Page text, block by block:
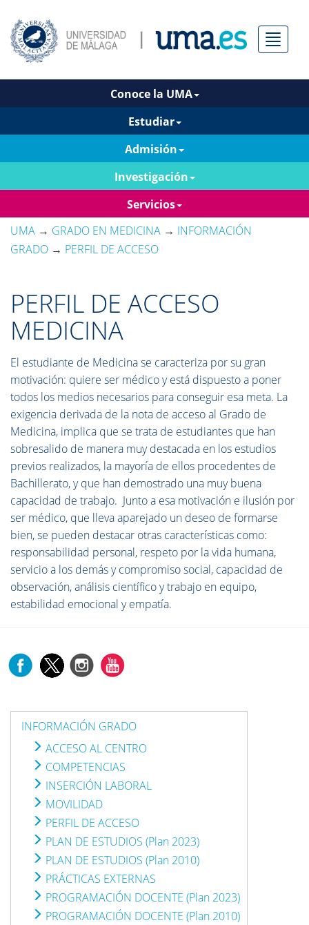
Menú
Conoce la UMA
Estudiar
Admisión
Investigación
Servicios
UMA → GRADO EN MEDICINA → INFORMACIÓN
GRADO → PERFIL DE ACCESO
PERFIL DE ACCESO
MEDICINA
El estudiante de Medicina se caracteriza por su gran
motivación: quiere ser médico y está dispuesto a poner
todos los medios necesarios para conseguir esa meta. La
exigencia derivada de la nota de acceso al Grado de
Medicina, implica que se trata de estudiantes que han
sobresalido de manera muy destacada en los estudios
previos realizados, la mayoría de ellos procedentes de
Bachillerato, y que han demostrado una muy buena
capacidad de trabajo. Junto a esa motivación e ilusión por
ser médico, que lleva aparejado un deseo de formarse
bien, se pueden destacar otras características como:
responsabilidad personal, respeto por la vida humana,
servicio a los demás y compromiso social, capacidad de
observación, análisis científico y trabajo en equipo,
estabilidad emocional y empatía.
INFORMACIÓN GRADO
ACCESO AL CENTRO
COMPETENCIAS
INSERCIÓN LABORAL
MOVILIDAD
PERFIL DE ACCESO
PLAN DE ESTUDIOS (Plan 2023)
PLAN DE ESTUDIOS (Plan 2010)
PRÁCTICAS EXTERNAS
PROGRAMACIÓN DOCENTE (Plan 2023)
PROGRAMACIÓN DOCENTE (Plan 2010)